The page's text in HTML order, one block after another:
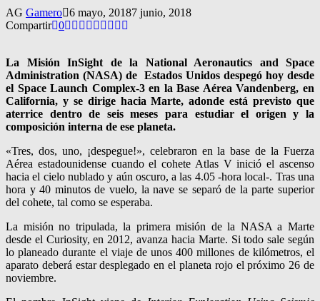
AG Gamero 6 mayo, 20187 junio, 2018
Compartir 0
La Misión InSight de la National Aeronautics and Space
Administration (NASA) de Estados Unidos despegó hoy desde
el Space Launch Complex-3 en la Base Aérea Vandenberg, en
California, y se dirige hacia Marte, adonde está previsto que
aterrice dentro de seis meses para estudiar el origen y la
composición interna de ese planeta.
«Tres, dos, uno, ¡despegue!», celebraron en la base de la Fuerza
Aérea estadounidense cuando el cohete Atlas V inició el ascenso
hacia el cielo nublado y aún oscuro, a las 4.05 -hora local-. Tras una
hora y 40 minutos de vuelo, la nave se separó de la parte superior
del cohete, tal como se esperaba.
La misión no tripulada, la primera misión de la NASA a Marte
desde el Curiosity, en 2012, avanza hacia Marte. Si todo sale según
lo planeado durante el viaje de unos 400 millones de kilómetros, el
aparato deberá estar desplegado en el planeta rojo el próximo 26 de
noviembre.